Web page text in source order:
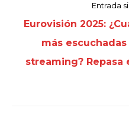
Entrada
Eurovisión 2025:
más
streaming?